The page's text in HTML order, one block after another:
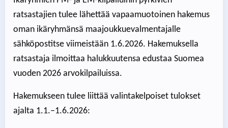
ratsastajien tulee lähettää vapaamuotoinen hakemus
oman ikäryhmänsä maajoukkuevalmentajalle
sähköpostitse viimeistään 1.6.2026. Hakemuksella
ratsastaja ilmoittaa halukkuutensa edustaa Suomea
vuoden 2026 arvokilpailuissa.
Hakemukseen tulee liittää valintakelpoiset tulokset
ajalta 1.1.–1.6.2026: